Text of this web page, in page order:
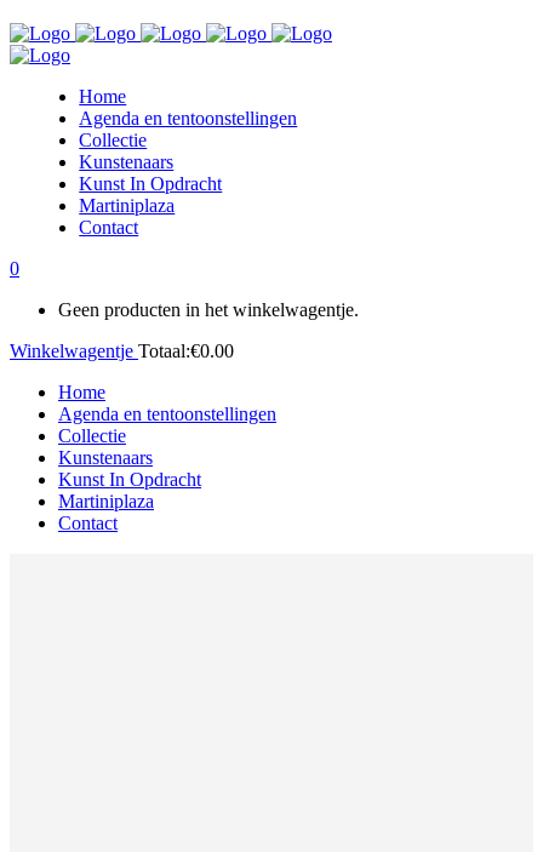
Home
Agenda en tentoonstellingen
Collectie
Kunstenaars
Kunst In Opdracht
Martiniplaza
Contact
0
Geen producten in het winkelwagentje.
Winkelwagentje Totaal:€0.00
Home
Agenda en tentoonstellingen
Collectie
Kunstenaars
Kunst In Opdracht
Martiniplaza
Contact